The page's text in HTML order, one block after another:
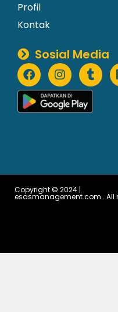
Profil
Kontak
Sosial Media
Copyright © 2024 |
esasmanagement.com . All